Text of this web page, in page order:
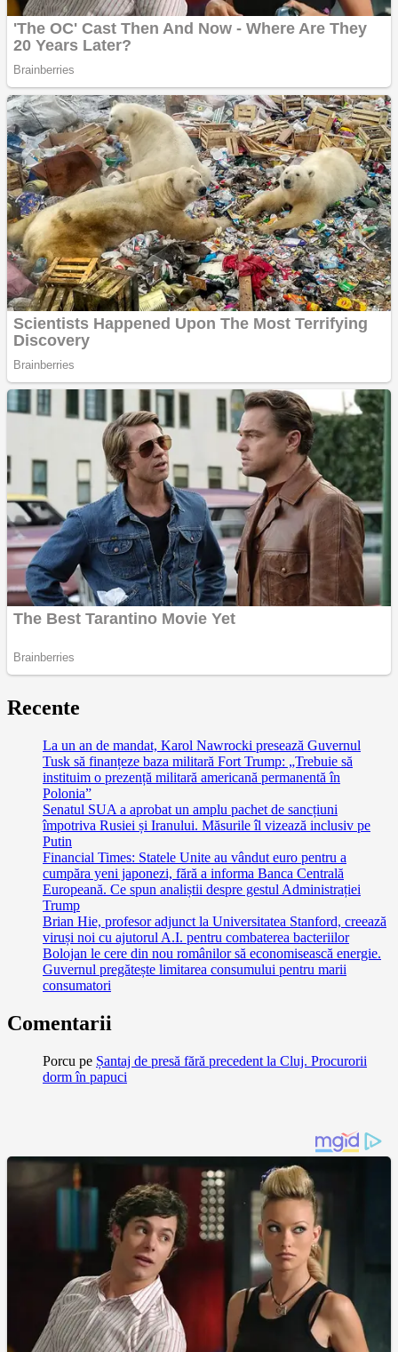
Recente
La un an de mandat, Karol Nawrocki presează Guvernul
Tusk să finanțeze baza militară Fort Trump: „Trebuie să
instituim o prezență militară americană permanentă în
Polonia”
Senatul SUA a aprobat un amplu pachet de sancțiuni
împotriva Rusiei și Iranului. Măsurile îl vizează inclusiv pe
Putin
Financial Times: Statele Unite au vândut euro pentru a
cumpăra yeni japonezi, fără a informa Banca Centrală
Europeană. Ce spun analiștii despre gestul Administrației
Trump
Brian Hie, profesor adjunct la Universitatea Stanford, creează
viruși noi cu ajutorul A.I. pentru combaterea bacteriilor
Bolojan le cere din nou românilor să economisească energie.
Guvernul pregătește limitarea consumului pentru marii
consumatori
Comentarii
Porcu pe Șantaj de presă fără precedent la Cluj. Procurorii
dorm în papuci